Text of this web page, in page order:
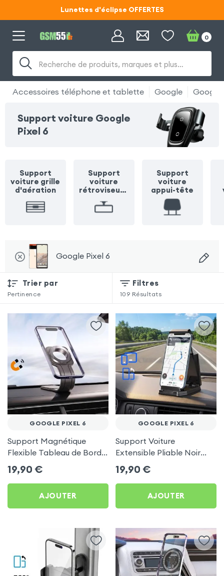
Lunettes d'éclipse OFFERTES
Code ECLIPSE55
Code ECLIPSE55
Recherche de produits, marques et plus…
0
Accessoires téléphone et tablette Google Google
Support voiture Google
Pixel 6
Support
voiture grille
d'aération
Support
voiture
rétroviseur /
Support
voiture
appui-tête
Google Pixel 6
Trier par
Pertinence
Filtres
109 Résultats
GOOGLE PIXEL 6
Support Magnétique
Flexible Tableau de Bord
et Écran central pour
Google Pixel 6
19,90 €
AJOUTER
GOOGLE PIXEL 6
Support Voiture
Extensible Pliable Noir
Carbone pour Google
Pixel 6
19,90 €
AJOUTER